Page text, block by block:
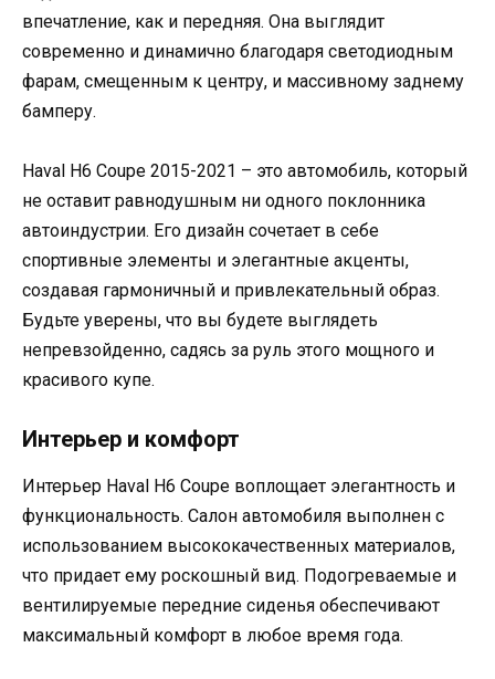
впечатление, как и передняя. Она выглядит
современно и динамично благодаря светодиодным
фарам, смещенным к центру, и массивному заднему
бамперу.
Haval H6 Coupe 2015-2021 – это автомобиль, который
не оставит равнодушным ни одного поклонника
автоиндустрии. Его дизайн сочетает в себе
спортивные элементы и элегантные акценты,
создавая гармоничный и привлекательный образ.
Будьте уверены, что вы будете выглядеть
непревзойденно, садясь за руль этого мощного и
красивого купе.
Интерьер и комфорт
Интерьер Haval H6 Coupe воплощает элегантность и
функциональность. Салон автомобиля выполнен с
использованием высококачественных материалов,
что придает ему роскошный вид. Подогреваемые и
вентилируемые передние сиденья обеспечивают
максимальный комфорт в любое время года.